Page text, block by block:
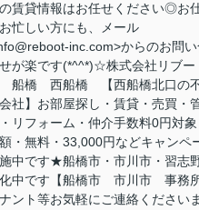
賃貸情報はお任せください◎お
忙しい方にも、メール
inc.com>からのお問い
が楽です(*^^*)☆株式会社リブー
船橋 西船橋 【西船橋北口の
社】お部屋探し・賃貸・売買・
リフォーム・仲介手数料0円対象
・無料・33,000円などキャンペ
中です★船橋市・市川市・習志
中です【船橋市 市川市 事務
ント等お気軽にご連絡くださいま